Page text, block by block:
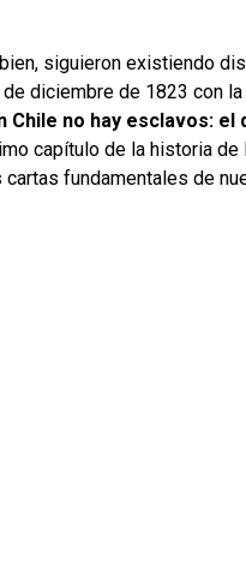
siguieron existiendo
diciembre de 1823 con
Chile no hay esclavos:
capítulo de la historia
cartas fundamentales de